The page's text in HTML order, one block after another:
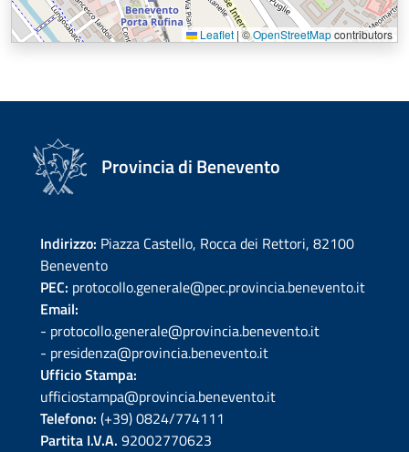
Leaflet |©OpenStreetMapcontributors
Provincia di Benevento
Indirizzo: Piazza Castello, Rocca dei Rettori, 82100
Benevento
PEC: protocollo.generale@pec.provincia.benevento.it
Email:
- protocollo.generale@provincia.benevento.it
- presidenza@provincia.benevento.it
Ufficio Stampa:
ufficiostampa@provincia.benevento.it
Telefono: (+39) 0824/774111
Partita I.V.A. 92002770623